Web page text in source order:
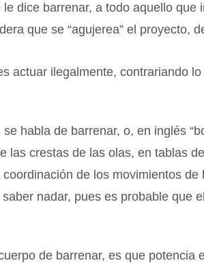
dice barrenar, a todo aquello que
que se “agujerea” el proyecto,
actuar ilegalmente, contrariando
habla de barrenar, o, en inglés
las crestas de las olas, en tablas
de los movimientos de
nadar, pues es probable que
de barrenar, es que potencia